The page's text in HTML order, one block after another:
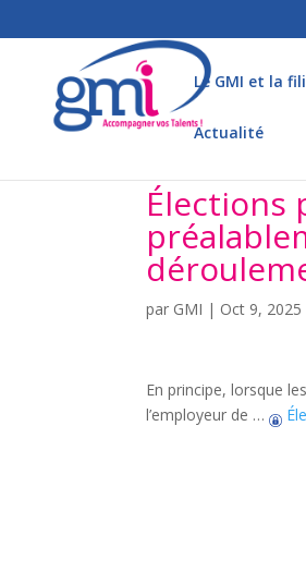
Le GMI et la
Actualité
Élections
par GMI | Oct 9, 2025
En principe, lorsque
l’employeur de …